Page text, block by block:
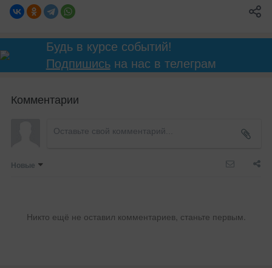
Будь в курсе событий!
Подпишисьна нас в телеграм
Комментарии
Новые
Никто ещё не оставил комментариев, станьте первым.